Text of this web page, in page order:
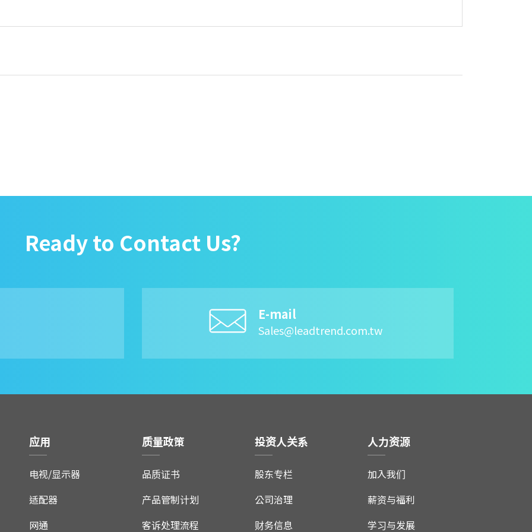
Ready to Contact Us?
E-mail
Sales@leadtrend.com.tw
应用
电视/显示器
适配器
网通
质量政策
品质证书
产品管制计划
客诉处理流程
投资人关系
股东专栏
公司治理
财务信息
人力资源
加入我们
薪资与福利
学习与发展